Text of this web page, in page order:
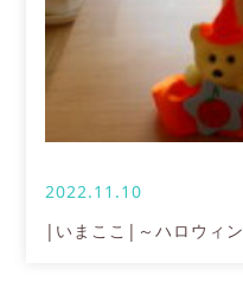
2022.11.10
|いまここ|～ハロウィン